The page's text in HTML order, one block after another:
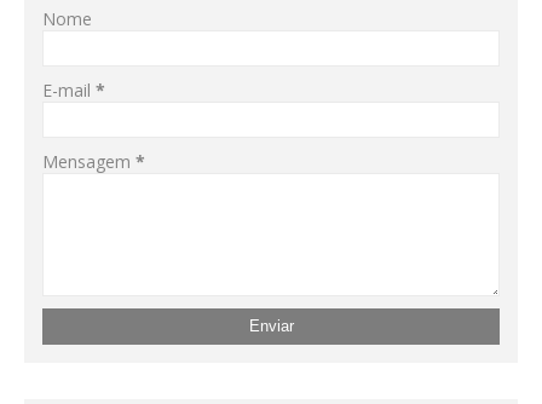
Nome
E-mail *
Mensagem *